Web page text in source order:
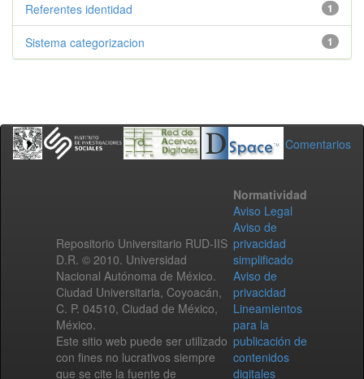
1
Referentes identidad
1
Sistema categorizacion
Comentarios
Repositorio Universitario RUD-IIS
D.R. © 2010. Universidad
Nacional Autónoma de México.
Ciudad Universitaria, Coyoacán,
C. P. 04510, Ciudad de México,
México.
Este sitio web puede ser utilizado
con fines no lucrativos siempre
que se cite la fuente de
Normatividad
Aviso Legal
Aviso de
privacidad
simplificado
Aviso de
privacidad
Lineamientos
para la
publicación de
contenidos
digitales